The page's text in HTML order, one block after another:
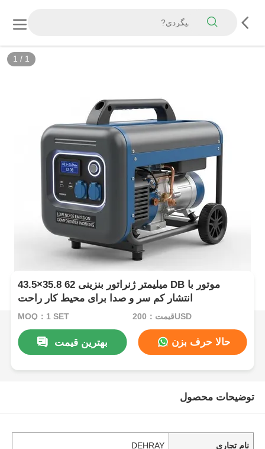
1 / 1
43.5×35.8 میلیمتر ژنراتور بنزینی 62 DB موتور با
انتشار کم سر و صدا برای محیط کار راحت
MOQ：1 SET قیمت：200USD
بهترین قیمت حالا حرف بزن
توضیحات محصول
نام تجاری DEHRAY